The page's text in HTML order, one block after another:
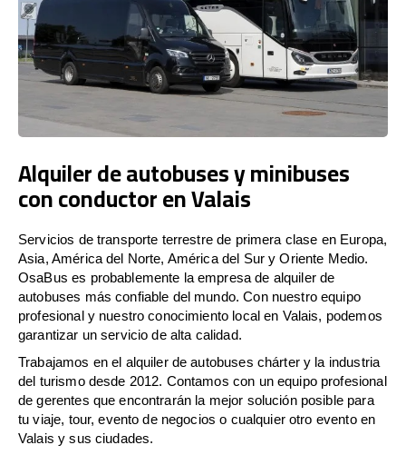
Alquiler de autobuses y minibuses
con conductor en Valais
Servicios de transporte terrestre de primera clase en Europa,
Asia, América del Norte, América del Sur y Oriente Medio.
OsaBus es probablemente la empresa de alquiler de
autobuses más confiable del mundo. Con nuestro equipo
profesional y nuestro conocimiento local en Valais, podemos
garantizar un servicio de alta calidad.
Trabajamos en el alquiler de autobuses chárter y la industria
del turismo desde 2012. Contamos con un equipo profesional
de gerentes que encontrarán la mejor solución posible para
tu viaje, tour, evento de negocios o cualquier otro evento en
Valais y sus ciudades.